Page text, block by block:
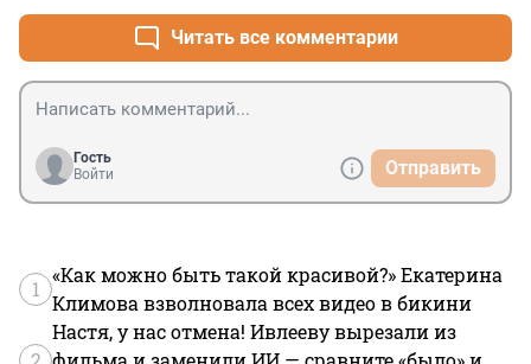
Читать все комментарии
Гость
Войти
Отправить
1
«Как можно быть такой красивой?» Екатерина
Климова взволновала всех видео в бикини
Настя, у нас отмена! Ивлееву вырезали из